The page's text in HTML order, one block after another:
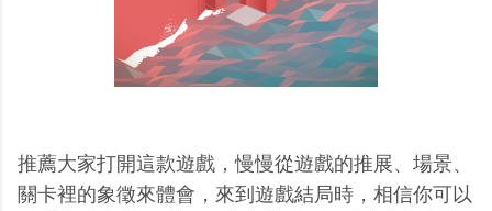
推薦大家打開這款遊戲，慢慢從遊戲的推展、場景、
關卡裡的象徵來體會，來到遊戲結局時，相信你可以